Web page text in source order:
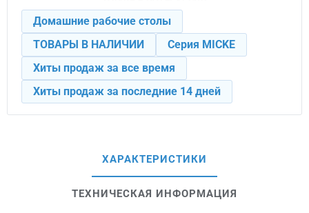
Домашние рабочие столы
ТОВАРЫ В НАЛИЧИИ
Серия MICKE
Хиты продаж за все время
Хиты продаж за последние 14 дней
ХАРАКТЕРИСТИКИ
ТЕХНИЧЕСКАЯ ИНФОРМАЦИЯ